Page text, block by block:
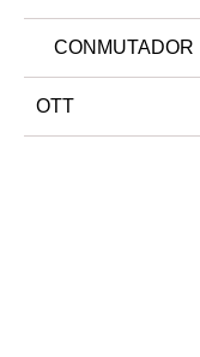
CONMUTADOR
OTT